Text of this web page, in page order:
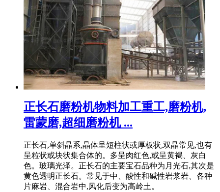
正长石磨粉机物料加工重工,磨粉机,
雷蒙磨,超细磨粉机 ...
正长石,单斜晶系,晶体呈短柱状或厚板状,双晶常见,也有
呈粒状或块状集合体的。多呈肉红色,或呈黄褐、灰白
色。玻璃光泽。正长石的主要宝石品种为月光石,其次是
黄色透明正长石。常见于中、酸性和碱性岩浆岩、各种
片麻岩、混合岩中,风化后变为高岭土。